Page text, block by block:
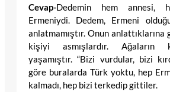
Cevap-Dedemin hem annesi,
Ermeniydi.
Dedem, Ermeni
anlatmamıştır. Onun anlattıklarına
kişiyi asmışlardır. Ağaların
yaşamıştır. “Bizi vurdular, bizi
göre buralarda Türk yoktu, hep
kalmadı, hep bizi terkedip gittiler.